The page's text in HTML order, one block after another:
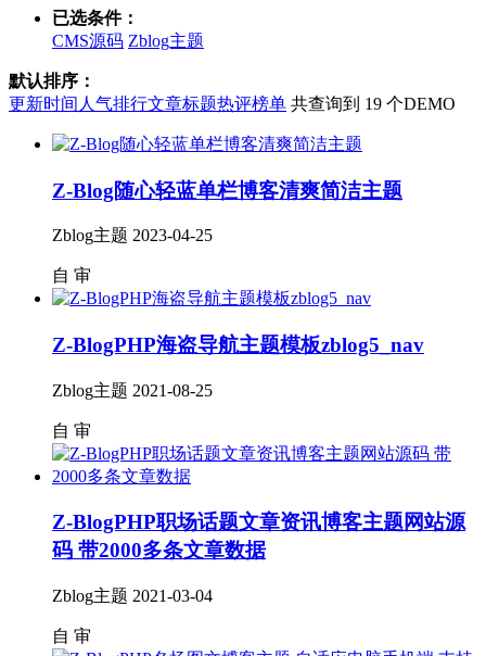
已选条件：
CMS源码 Zblog主题
默认排序：
更新时间 人气排行文章标题热评榜单 共查询到 19 个DEMO
Z-Blog随心轻蓝单栏博客清爽简洁主题
Zblog主题 2023-04-25
自 审
Z-BlogPHP海盗导航主题模板zblog5_nav
Zblog主题 2021-08-25
自 审
Z-BlogPHP职场话题文章资讯博客主题网站源
码 带2000多条文章数据
Zblog主题 2021-03-04
自 审